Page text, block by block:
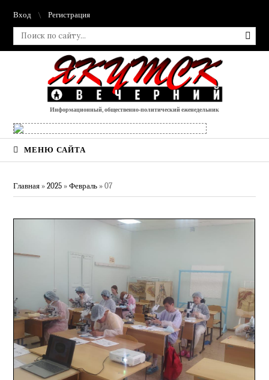
Вход Регистрация
Информационный, общественно-политический еженедельник
МЕНЮ САЙТА
Главная »2025 » Февраль » 07